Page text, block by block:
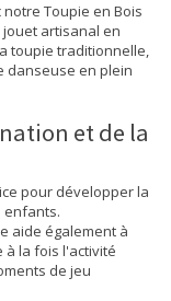
Toupie en Bois
jouet artisanal en
toupie traditionnelle,
danseuse en plein
et de la
pour développer la
enfants.
aide également à
à la fois l'activité
de jeu